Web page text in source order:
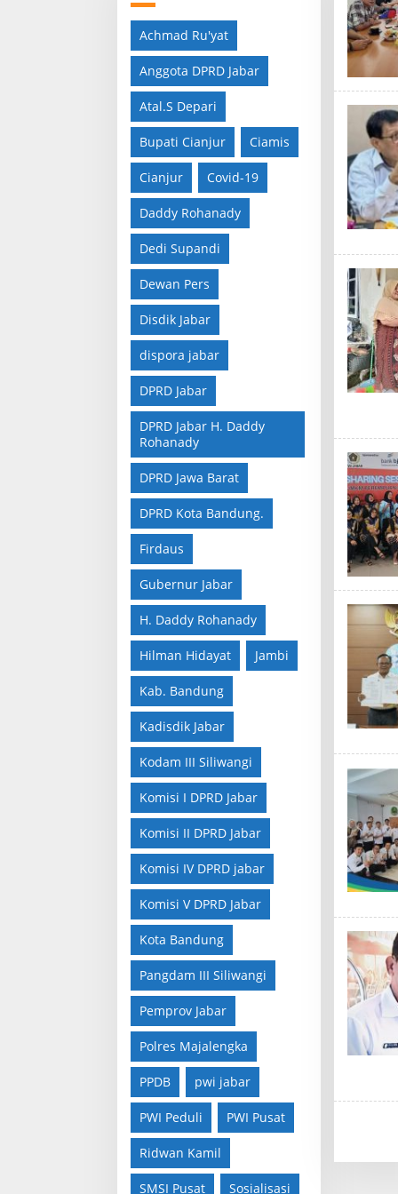
Achmad Ru'yat
Anggota DPRD Jabar
Atal.S Depari
Bupati Cianjur Ciamis
Cianjur Covid-19
Daddy Rohanady
Dedi Supandi
Dewan Pers
Disdik Jabar
dispora jabar
DPRD Jabar
DPRD Jabar H. Daddy
Rohanady
DPRD Jawa Barat
DPRD Kota Bandung.
Firdaus
Gubernur Jabar
H. Daddy Rohanady
Hilman Hidayat Jambi
Kab. Bandung
Kadisdik Jabar
Kodam III Siliwangi
Komisi I DPRD Jabar
Komisi II DPRD Jabar
Komisi IV DPRD jabar
Komisi V DPRD Jabar
Kota Bandung
Pangdam III Siliwangi
Pemprov Jabar
Polres Majalengka
PPDB pwi jabar
PWI Peduli PWI Pusat
Ridwan Kamil
SMSI Pusat Sosialisasi